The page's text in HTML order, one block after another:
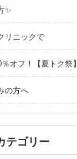
✨
リニックで
オフ！【夏トク祭】
の方へ
テゴリー